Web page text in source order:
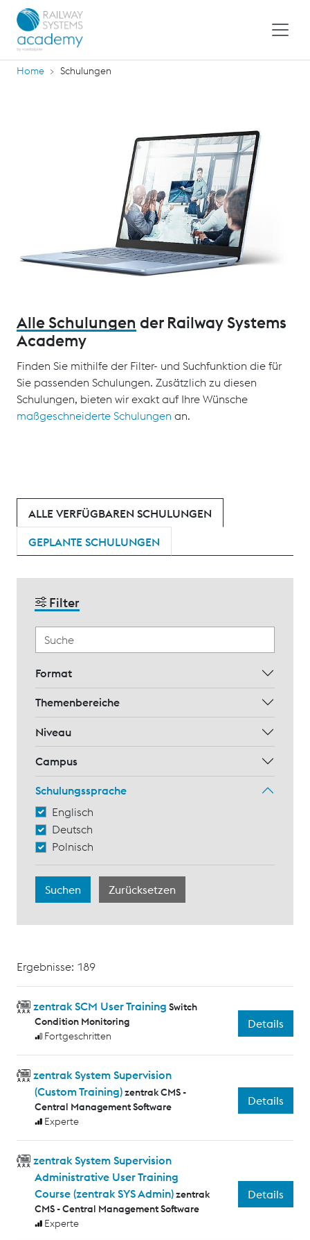
Home Schulungen
Alle Schulungen der Railway Systems
Academy
Finden Sie mithilfe der Filter- und Suchfunktion die für
Sie passenden Schulungen. Zusätzlich zu diesen
Schulungen, bieten wir exakt auf Ihre Wünsche
maßgeschneiderte Schulungen an.
ALLE VERFÜGBAREN SCHULUNGEN
GEPLANTE SCHULUNGEN
Filter
Format
Themenbereiche
Niveau
Campus
Schulungssprache
Englisch
Deutsch
Polnisch
Ergebnisse: 189
zentrak SCM User Training Switch
Condition Monitoring
Fortgeschritten
Details
zentrak System Supervision
(Custom Training)zentrak CMS -
Central Management Software
Experte
Details
zentrak System Supervision
Administrative User Training
Course (zentrak SYS Admin)zentrak
CMS - Central Management Software
Experte
Details